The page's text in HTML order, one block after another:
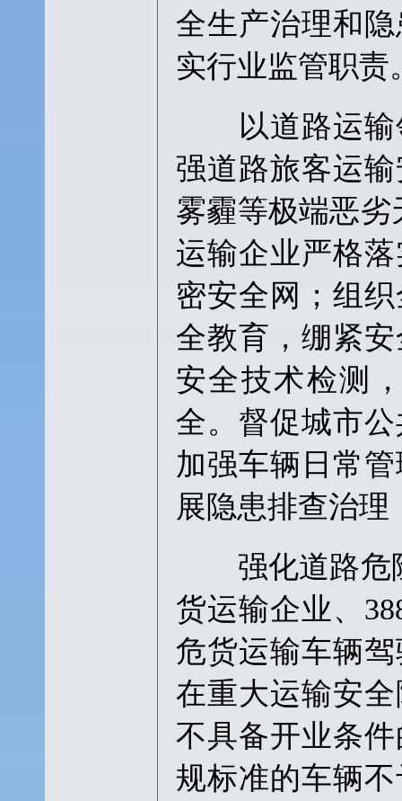
全生产治理和
实行业监管职责
以道路运输
强道路旅客运
雾霾等极端恶劣
运输企业严格
密安全网；组
全教育，绷紧
安全技术检测
全。督促城市
加强车辆日常
展隐患排查治
强化道路危险
货运输企业、
危货运输车辆
在重大运输安
不具备开业条
规标准的车辆